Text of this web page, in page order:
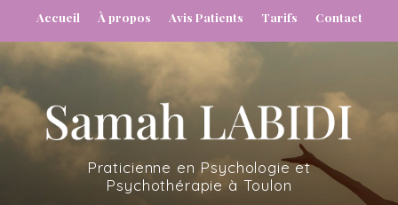
Accueil À propos Avis Patients Tarifs Contact
Praticienne en Psychologie et
Psychothérapie à Toulon